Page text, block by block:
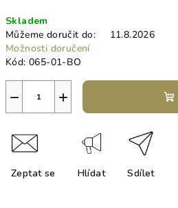
cena:
Skladem
Můžeme doručit do:
11.8.2026
Možnosti doručení
Kód: 065-01-BO
+
−
Zeptat se Hlídat Sdílet